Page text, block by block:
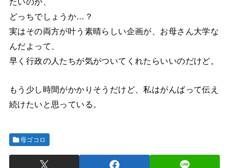
どっちでしょうか…？
実はその両方が叶う素晴らしい企画が、お母さん大学な
んだよって、
早く行政の人たちが気がついてくれたらいいのだけど。
もう少し時間がかかりそうだけど、私はがんばって伝え
続けたいと思っている。
母ゴコロ